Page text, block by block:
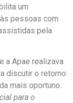
um
pessoas com
pela
a Apae realizava
discutir o retorno
mais oportuno.
para o